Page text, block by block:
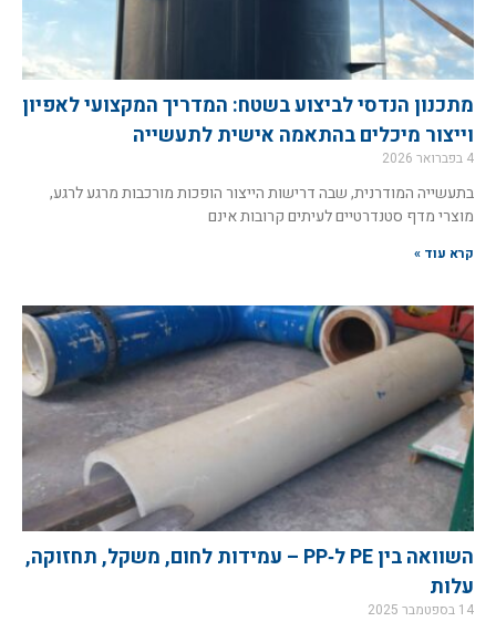
מתכנון הנדסי לביצוע בשטח: המדריך המקצועי לאפיון
וייצור מיכלים בהתאמה אישית לתעשייה
4 בפברואר 2026
בתעשייה המודרנית, שבה דרישות הייצור הופכות מורכבות מרגע לרגע,
מוצרי מדף סטנדרטיים לעיתים קרובות אינם
קרא עוד »
השוואה בין PE ל‑PP – עמידות לחום, משקל, תחזוקה,
עלות
14 בספטמבר 2025